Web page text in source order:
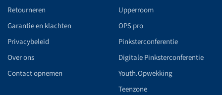
Retourneren
Garantie en klachten
Privacybeleid
Over ons
Contact opnemen
Upperroom
OPS pro
Pinksterconferentie
Digitale Pinksterconferentie
Youth.Opwekking
Teenzone